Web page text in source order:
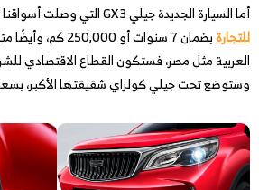
أما السيارة الجديدة جيلي GX3 التي وصلت أسواقنا لدى وكيلها
للتجارة
بضمان 7 سنوات أو
العربية مثل مصر، فستكون القطاع الاقتصادي
وستوضع تحت جيلي كولراي شقيقتها الأكبر،